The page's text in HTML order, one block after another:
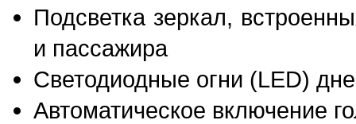
Подсветка зеркал,
и пассажира
Светодиодные огни (LED)
Автоматическое включение